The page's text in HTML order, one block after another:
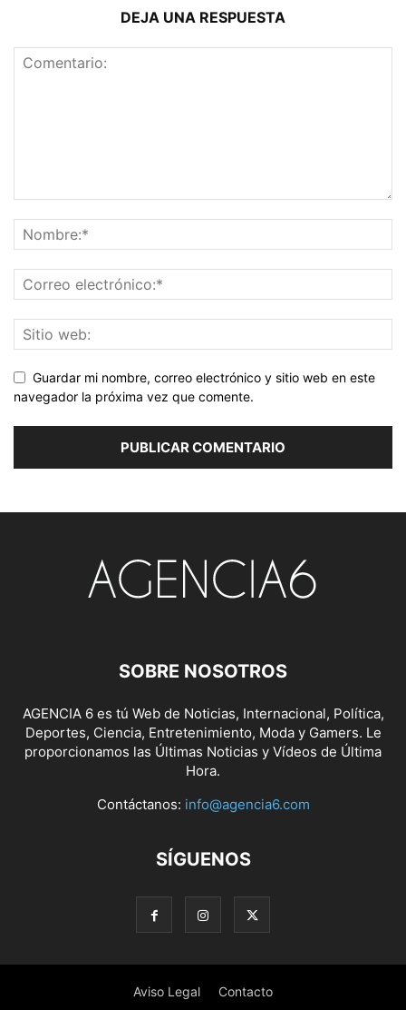
DEJA UNA RESPUESTA
Guardar mi nombre, correo electrónico y sitio web en este
navegador la próxima vez que comente.
SOBRE NOSOTROS
AGENCIA 6 es tú Web de Noticias, Internacional, Política,
Deportes, Ciencia, Entretenimiento, Moda y Gamers. Le
proporcionamos las Últimas Noticias y Vídeos de Última
Hora.
Contáctanos: info@agencia6.com
SÍGUENOS
Aviso Legal Contacto